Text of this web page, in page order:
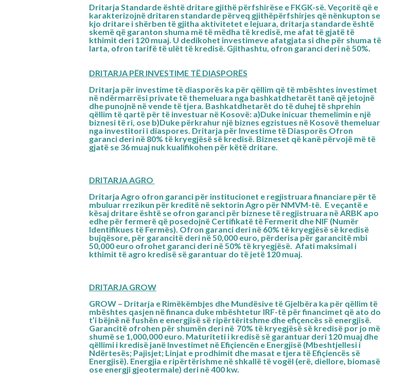
Dritarja Standarde është dritare gjithë përfshirëse e FKGK-së. Veçoritë që e
karakterizojnë dritaren standarde përveq gjithëpërfshirjes që nënkupton se
kjo dritare i shërben të gjitha aktivitetet e lejuara, dritarja standarde është
skemë që garanton shuma më të mëdha të kredisë, me afat të gjatë të
kthimit deri 120 muaj. U dedikohet investimeve afatgjata si dhe për shuma të
larta, ofron tarifë të ulët të kredisë. Gjithashtu, ofron garanci deri në 50%.
DRITARJA PËR INVESTIME TË DIASPORËS
Dritarja për investime të diasporës ka për qëllim që të mbështes investimet
në ndërmarrësi private të themeluara nga bashkatdhetarët tanë që jetojnë
dhe punojnë në vende të tjera. Bashkatdhetarët do të duhej të shprehin
qëllim të qartë për të investuar në Kosovë: a)Duke inicuar themelimin e një
biznesi të ri, ose b)Duke përkrahur një biznes egzistues në Kosovë themeluar
nga investitori i diaspores. Dritarja për Investime të Diasporës Ofron
garanci deri në 80% të kryegjësë së kredisë. Bizneset që kanë përvojë më të
gjatë se 36 muaj nuk kualifikohen për këtë dritare.
DRITARJA AGRO
Dritarja Agro ofron garanci për institucionet e regjistruara financiare për të
mbuluar rrezikun për kreditë në sektorin Agro për NMVM-të. E veçantë e
kësaj dritare është se ofron garanci për biznese të regjistruara në ARBK apo
edhe për fermerë që posedojnë Certifikatë të Fermerit dhe NIF (Numër
Identifikues të Fermës). Ofron garanci deri në 60% të kryegjësë së kredisë
bujqësore, për garancitë deri në 50,000 euro, përderisa për garancitë mbi
50,000 euro ofrohet garanci deri në 50% të kryegjësë. Afati maksimal i
kthimit të agro kredisë së garantuar do të jetë 120 muaj.
DRITARJA GROW
GROW – Dritarja e Rimëkëmbjes dhe Mundësive të Gjelbëra ka për qëllim të
mbështes qasjen në financa duke mbështetur IRF-të për financimet që ato do
t’i bëjnë në fushën e energjisë së ripërtëritshme dhe efiçencës së energjisë.
Garancitë ofrohen për shumën deri në 70% të kryegjësë së kredisë por jo më
shumë se 1,000,000 euro. Maturiteti i kredisë së garantuar deri 120 muaj dhe
qëllimi i kredisë janë Investimet në Efiçiencën e Energjisë (Mbeshtjellesi i
Ndërtesës; Pajisjet; Linjat e prodhimit dhe masat e tjera të Efiçiencës së
Energjisë). Energjia e ripërtërishme në shkallë të vogël (erë, diellore, biomasë
ose energji gjeotermale) deri në 400 kw.